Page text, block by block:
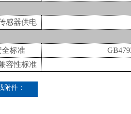
感器供电
全标准
容性标准
附件：